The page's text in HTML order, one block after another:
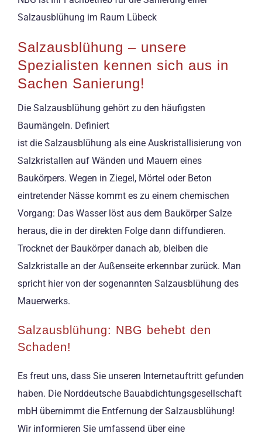
Salzausblühung im Raum Lübeck
Salzausblühung – unsere
Spezialisten kennen sich aus in
Sachen Sanierung!
Die Salzausblühung gehört zu den häufigsten
Baumängeln. Definiert
ist die Salzausblühung als eine Auskristallisierung von
Salzkristallen auf Wänden und Mauern eines
Baukörpers. Wegen in Ziegel, Mörtel oder Beton
eintretender Nässe kommt es zu einem chemischen
Vorgang: Das Wasser löst aus dem Baukörper Salze
heraus, die in der direkten Folge dann diffundieren.
Trocknet der Baukörper danach ab, bleiben die
Salzkristalle an der Außenseite erkennbar zurück. Man
spricht hier von der sogenannten Salzausblühung des
Mauerwerks.
Salzausblühung: NBG behebt den
Schaden!
Es freut uns, dass Sie unseren Internetauftritt gefunden
haben. Die Norddeutsche Bauabdichtungsgesellschaft
mbH übernimmt die Entfernung der Salzausblühung!
Wir informieren Sie umfassend über eine